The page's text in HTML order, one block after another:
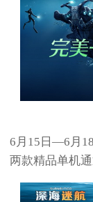
6月15日—6月
两款精品单机